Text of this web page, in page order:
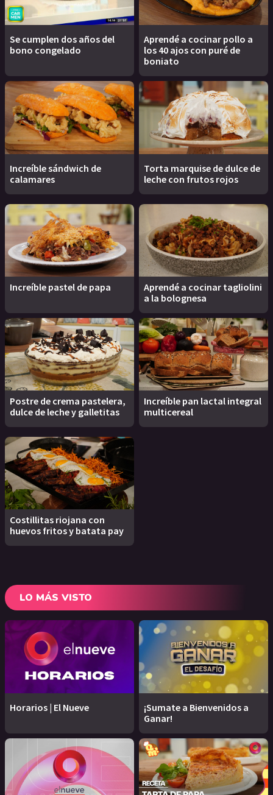
Se cumplen dos años del
bono congelado
Aprendé a cocinar pollo a
los 40 ajos con puré de
boniato
Increíble sándwich de
calamares
Torta marquise de dulce de
leche con frutos rojos
Increíble pastel de papa
Aprendé a cocinar tagliolini
a la bolognesa
Postre de crema pastelera,
dulce de leche y galletitas
Increíble pan lactal integral
multicereal
Costillitas riojana con
huevos fritos y batata pay
LO MÁS VISTO
Horarios | El Nueve
¡Sumate a Bienvenidos a
Ganar!